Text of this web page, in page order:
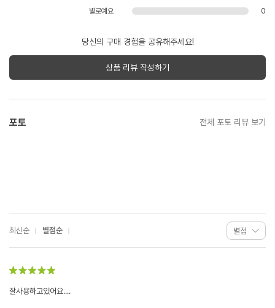
별로예요
0
당신의 구매 경험을 공유해주세요!
상품 리뷰 작성하기
포토 전체 포토 리뷰 보기
최신순 별점순
잘사용하고있어요....